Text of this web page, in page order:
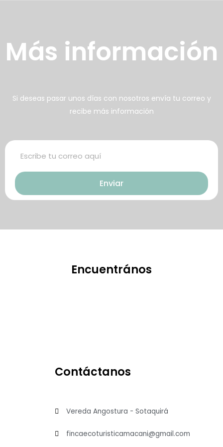
壯陽藥台灣購物
男人無法保持足夠的勃起時，不
況下，威而鋼枸櫞酸西地那
如何調理好陽痿，也是引發伴
可幫助你保持足夠就的勃起時
犀利士壯陽藥線上購買
找出勃起功能障礙的原因你對陽
容易。犀利士治療陽痿，其藥
使陰莖海綿體平滑肌放鬆，便
在醫學界和陽痿病患期望下，
。
Más información
Si deseas pasar unos días con nosotros envía tu correo y
recibe más información
Enviar
Encuentrános
Contáctanos
Vereda Angostura - Sotaquirá
fincaecoturisticamacani@gmail.com